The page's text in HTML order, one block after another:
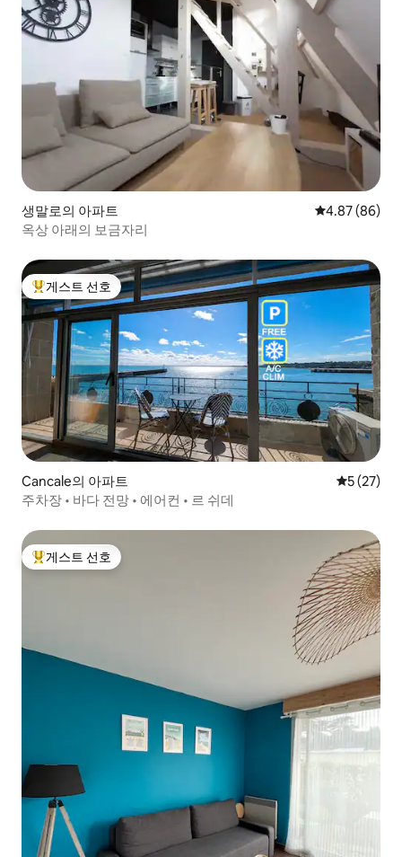
생말로의 아파트 평점 4.87점(5
4.87 (86)
옥상 아래의 보금자리
상위 게스트 선호
게스트 선호
Cancale의 아파트 평점 5점
5 (27)
주차장 • 바다 전망 • 에어컨 • 르 쉬데
상위 게스트 선호
게스트 선호